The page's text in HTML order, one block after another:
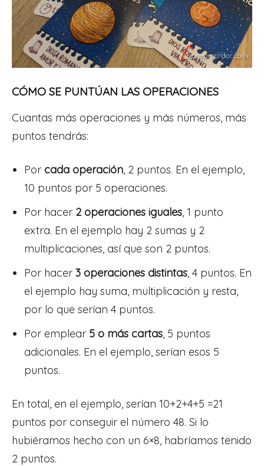
CÓMO SE PUNTÚAN LAS OPERACIONES
Cuantas más operaciones y más números, más
puntos tendrás:
Por cada operación , 2 puntos. En el ejemplo,
10 puntos por 5 operaciones.
Por hacer 2 operaciones iguales , 1 punto
extra. En el ejemplo hay 2 sumas y 2
multiplicaciones, así que son 2 puntos.
Por hacer 3 operaciones distintas , 4 puntos. En
el ejemplo hay suma, multiplicación y resta,
por lo que serían 4 puntos.
Por emplear 5 o más cartas , 5 puntos
adicionales. En el ejemplo, serían esos 5
puntos.
En total, en el ejemplo, serían 10+2+4+5 =21
puntos por conseguir el número 48. Si lo
hubiéramos hecho con un 6×8, habríamos tenido
2 puntos.